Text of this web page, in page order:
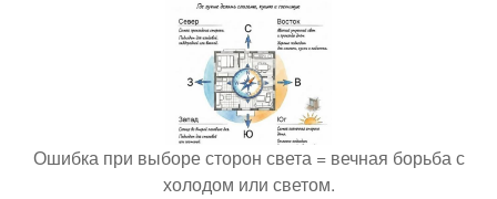
Ошибка при выборе сторон света = вечная борьба с
холодом или светом.